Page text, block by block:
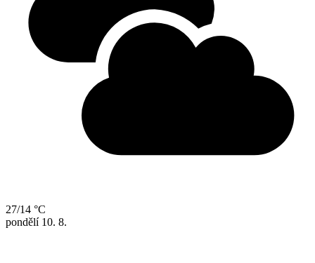
27/14 °C
pondělí 10. 8.